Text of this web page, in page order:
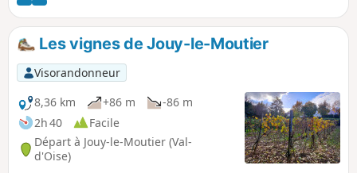
Les vignes de Jouy-le-Moutier
Visorandonneur
8,36 km
+86 m
-86 m
2h 40
Facile
Départ à Jouy-le-Moutier (Val-
d'Oise)